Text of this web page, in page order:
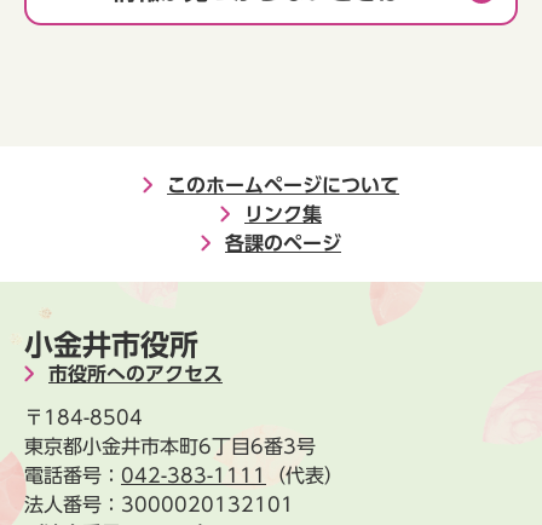
このホームページについて
リンク集
各課のページ
小金井市役所
市役所へのアクセス
〒184-8504
東京都小金井市本町6丁目6番3号
電話番号： 042-383-1111
（代表）
法人番号：3000020132101